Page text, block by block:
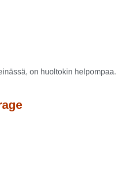
on huoltokin helpompaa.